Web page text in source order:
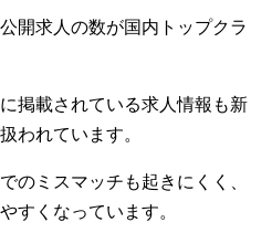
開求人の数が国内トップクラ
掲載されている求人情報も新
われています。
のミスマッチも起きにくく、
すくなっています。